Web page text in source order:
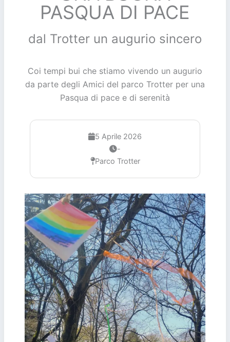
PASQUA DI PACE
dal Trotter un augurio sincero
Coi tempi bui che stiamo vivendo un augurio
da parte degli Amici del parco Trotter per una
Pasqua di pace e di serenità
5 Aprile 2026
-
Parco Trotter